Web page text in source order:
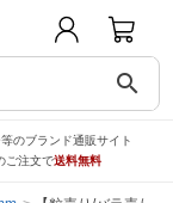
search
のブランド通販サイト
ご注文で送料無料